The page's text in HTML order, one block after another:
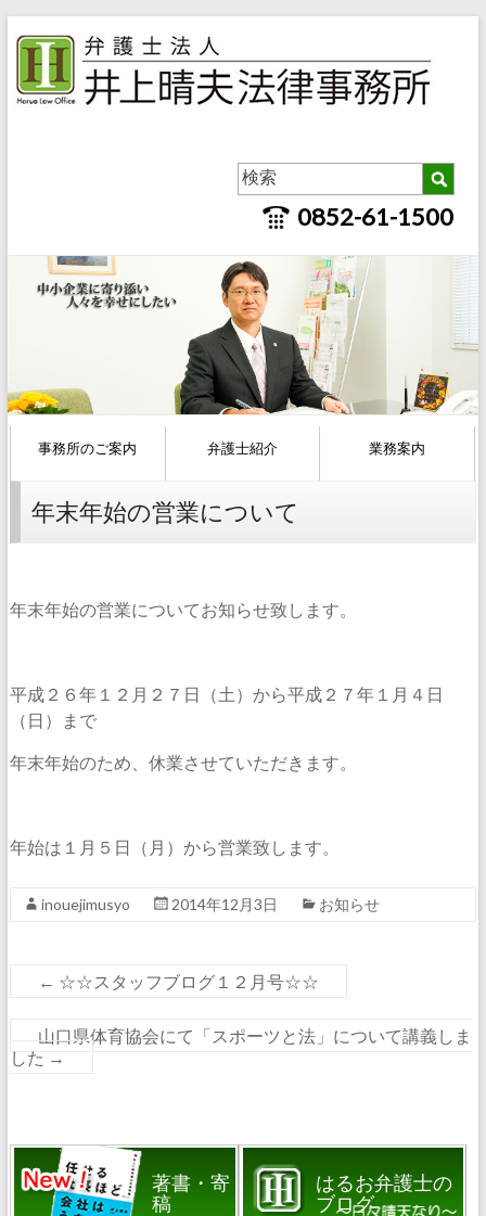
0852-61-1500
事務所のご案内 弁護士紹介 業務案内
年末年始の営業について
年末年始の営業についてお知らせ致します。
平成２６年１２月２７日（土）から平成２７年１月４日
（日）まで
年末年始のため、休業させていただきます。
年始は１月５日（月）から営業致します。
inouejimusyo 2014年12月3日 お知らせ
← ☆☆スタッフブログ１２月号☆☆
山口県体育協会にて「スポーツと法」について講義しま
した →
著書・寄
稿
はるお弁護士の
ブログ